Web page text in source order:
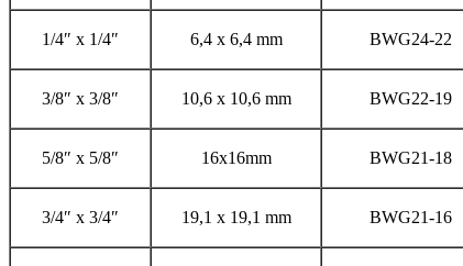
1/4″ x 1/4″ 6,4 x 6,4 mm BWG24-22
3/8″ x 3/8″ 10,6 x 10,6 mm BWG22-19
5/8″ x 5/8″ 16x16mm BWG21-18
3/4″ x 3/4″ 19,1 x 19,1 mm BWG21-16